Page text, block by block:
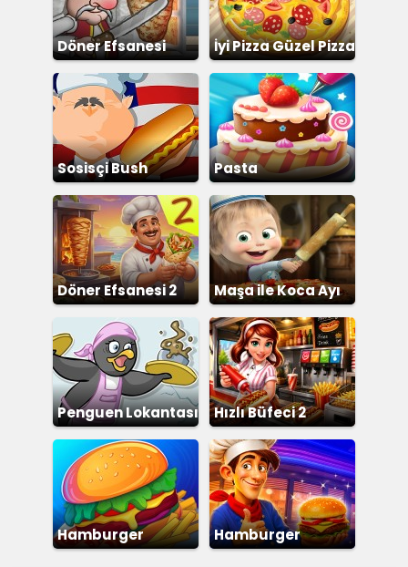
Döner Efsanesi İyi Pizza Güzel Pizza
Sosisçi Bush Pasta
Döner Efsanesi 2
Maşa ile Koca Ayı
Pizza
Penguen Lokantası Hızlı Büfeci 2
Hamburger
Hamburger